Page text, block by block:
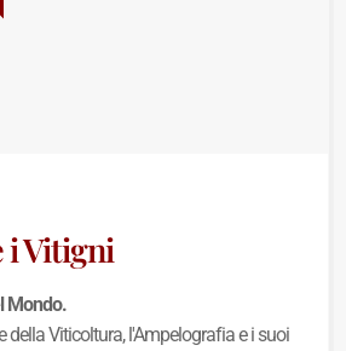
i Vitigni
Mondo.
della Viticoltura, l'Ampelografia e i suoi